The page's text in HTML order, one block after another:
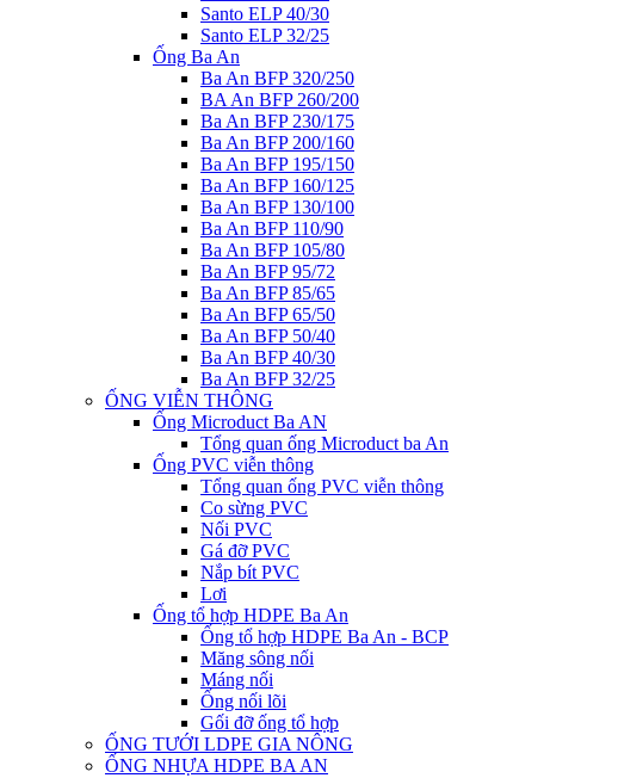
Santo ELP 40/30
Santo ELP 32/25
Ống Ba An
Ba An BFP 320/250
BA An BFP 260/200
Ba An BFP 230/175
Ba An BFP 200/160
Ba An BFP 195/150
Ba An BFP 160/125
Ba An BFP 130/100
Ba An BFP 110/90
Ba An BFP 105/80
Ba An BFP 95/72
Ba An BFP 85/65
Ba An BFP 65/50
Ba An BFP 50/40
Ba An BFP 40/30
Ba An BFP 32/25
ỐNG VIỄN THÔNG
Ống Microduct Ba AN
Tổng quan ống Microduct ba An
Ống PVC viễn thông
Tổng quan ống PVC viễn thông
Co sừng PVC
Nối PVC
Gá đỡ PVC
Nắp bít PVC
Lơi
Ống tổ hợp HDPE Ba An
Ống tổ hợp HDPE Ba An - BCP
Măng sông nối
Máng nối
Ống nối lõi
Gối đỡ ống tổ hợp
ỐNG TƯỚI LDPE GIA NÔNG
ỐNG NHỰA HDPE BA AN